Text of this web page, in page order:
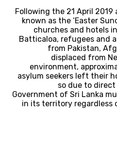
Following the 21 April 2019
known as the ‘Easter
churches and hotels
Batticaloa, refugees and
from Pakistan,
displaced from
environment,
asylum seekers left their
so due to
Government of Sri Lanka
in its territory regardless